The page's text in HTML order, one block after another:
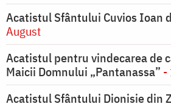
Acatistul Sfântului Cuvios Ioan
August
Acatistul pentru vindecarea de
Maicii Domnului „Pantanassa” -
Acatistul Sfântului Dionisie din